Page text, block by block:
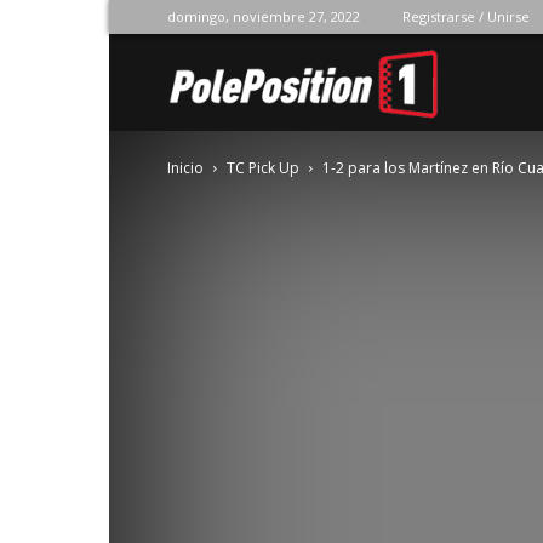
domingo, noviembre 27, 2022 Registrarse / Unirse
Position
Inicio TC Pick Up 1-2 para los Martínez en Río